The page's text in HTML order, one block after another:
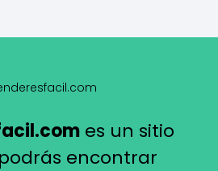
es un sitio
encontrar